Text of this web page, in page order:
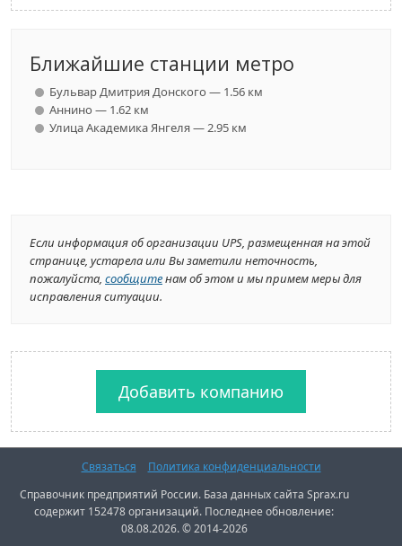
Ближайшие станции метро
Бульвар Дмитрия Донского — 1.56 км
Аннино — 1.62 км
Улица Академика Янгеля — 2.95 км
Если информация об организации UPS, размещенная на этой
странице, устарела или Вы заметили неточность,
пожалуйста, сообщитенам об этом и мы примем меры для
исправления ситуации.
Добавить компанию
Связаться
Политика конфиденциальности
Справочник предприятий России. База данных сайта Sprax.ru
содержит 152478 организаций. Последнее обновление:
08.08.2026. © 2014-2026